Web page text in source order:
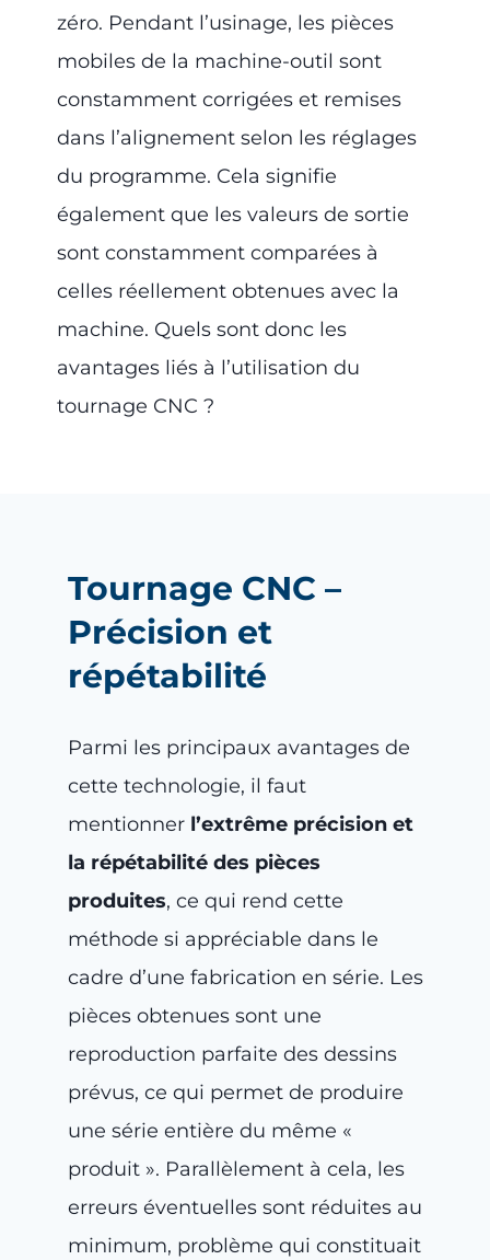
zéro. Pendant l’usinage, les pièces
mobiles de la machine-outil sont
constamment corrigées et remises
dans l’alignement selon les réglages
du programme. Cela signifie
également que les valeurs de sortie
sont constamment comparées à
celles réellement obtenues avec la
machine. Quels sont donc les
avantages liés à l’utilisation du
tournage CNC ?
Tournage CNC –
Précision et
répétabilité
Parmi les principaux avantages de
cette technologie, il faut
mentionner l’extrême précision et
la répétabilité des pièces
produites, ce qui rend cette
méthode si appréciable dans le
cadre d’une fabrication en série. Les
pièces obtenues sont une
reproduction parfaite des dessins
prévus, ce qui permet de produire
une série entière du même «
produit ». Parallèlement à cela, les
erreurs éventuelles sont réduites au
minimum, problème qui constituait